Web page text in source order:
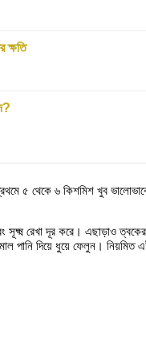
ক্ষতি
৫ থেকে ৬ কিশমিশ খুব
সূক্ষ্ম রেখা দূর করে। এছাড়াও
পানি দিয়ে ধুয়ে ফেলুন।